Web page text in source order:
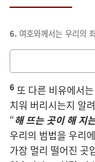
6. 여호와께서는 우리의
적는
칸
6 또 다른 비유에서
치워 버리시는지 알
“해 뜨는 곳이 해 지
우리의 범법을 우리
가장 멀리 떨어진 곳